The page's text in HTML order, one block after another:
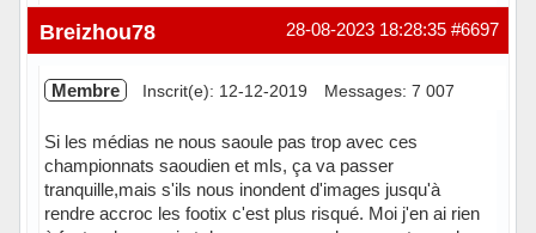
Hors ligne #6697
28-08-2023 18:28:35
Breizhou78
Membre Inscrit(e): 12-12-2019 Messages: 7 007
Si les médias ne nous saoule pas trop avec ces
championnats saoudien et mls, ça va passer
tranquille,mais s'ils nous inondent d'images jusqu'à
rendre accroc les footix c'est plus risqué. Moi j'en ai rien